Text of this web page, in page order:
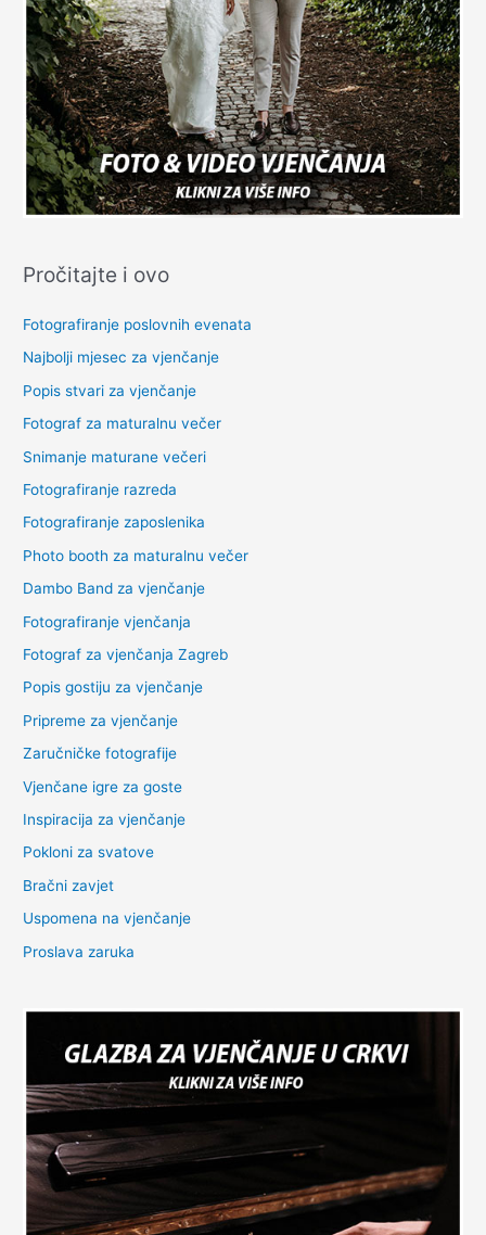
Pročitajte i ovo
Fotografiranje poslovnih evenata
Najbolji mjesec za vjenčanje
Popis stvari za vjenčanje
Fotograf za maturalnu večer
Snimanje maturane večeri
Fotografiranje razreda
Fotografiranje zaposlenika
Photo booth za maturalnu večer
Dambo Band za vjenčanje
Fotografiranje vjenčanja
Fotograf za vjenčanja Zagreb
Popis gostiju za vjenčanje
Pripreme za vjenčanje
Zaručničke fotografije
Vjenčane igre za goste
Inspiracija za vjenčanje
Pokloni za svatove
Bračni zavjet
Uspomena na vjenčanje
Proslava zaruka